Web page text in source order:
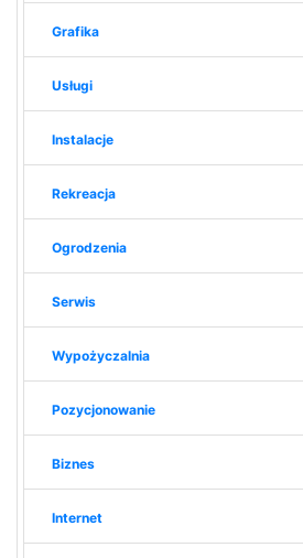
Grafika
Usługi
Instalacje
Rekreacja
Ogrodzenia
Serwis
Wypożyczalnia
Pozycjonowanie
Biznes
Internet